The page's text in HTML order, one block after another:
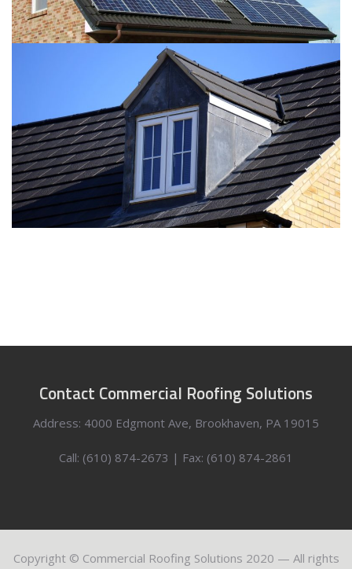
Contact Commercial Roofing Solutions
Address: 4000 Edgmont Ave, Brookhaven, PA 19015
Call: (610) 874-2673 | Fax: (610) 874-2861
Copyright © Commercial Roofing Solutions 2020 — All rights